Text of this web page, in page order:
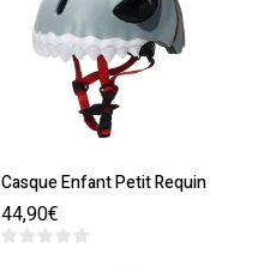
Casque Enfant Petit Requin
44,90€